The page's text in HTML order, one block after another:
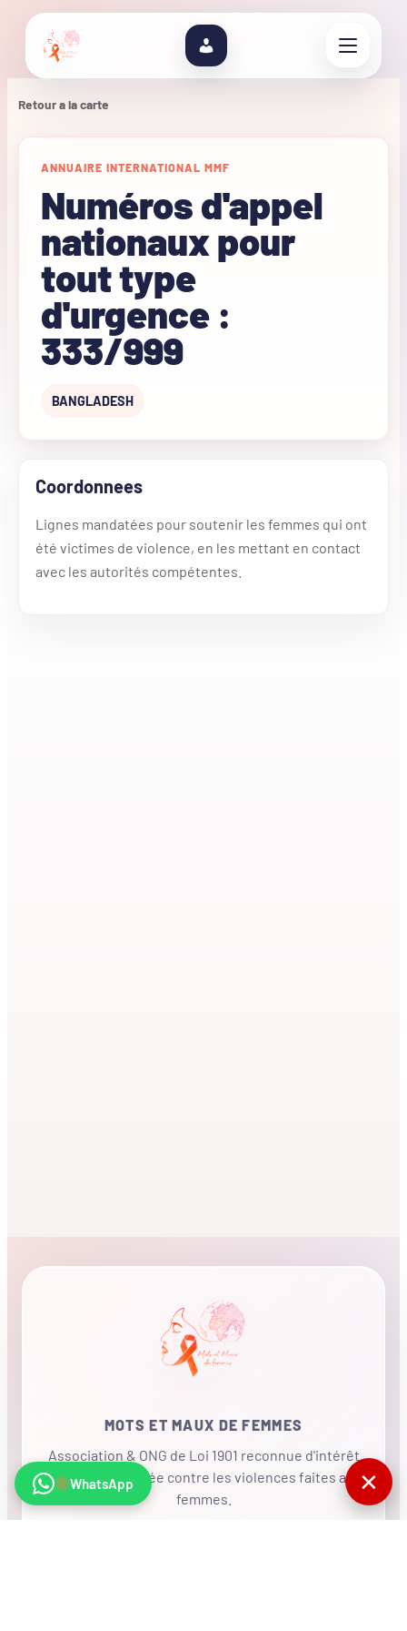
Retour a la carte
ANNUAIRE INTERNATIONAL MMF
Numéros d'appel
nationaux pour
tout type
d'urgence :
333/999
BANGLADESH
Coordonnees
Lignes mandatées pour soutenir les femmes qui ont
été victimes de violence, en les mettant en contact
avec les autorités compétentes.
MOTS ET MAUX DE FEMMES
Association & ONG de Loi 1901 reconnue d'intérêt
général, mobilisée contre les violences faites aux
femmes.
WhatsApp ✕